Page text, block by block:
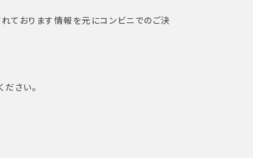
ております情報を元にコンビニでのご決
さい。